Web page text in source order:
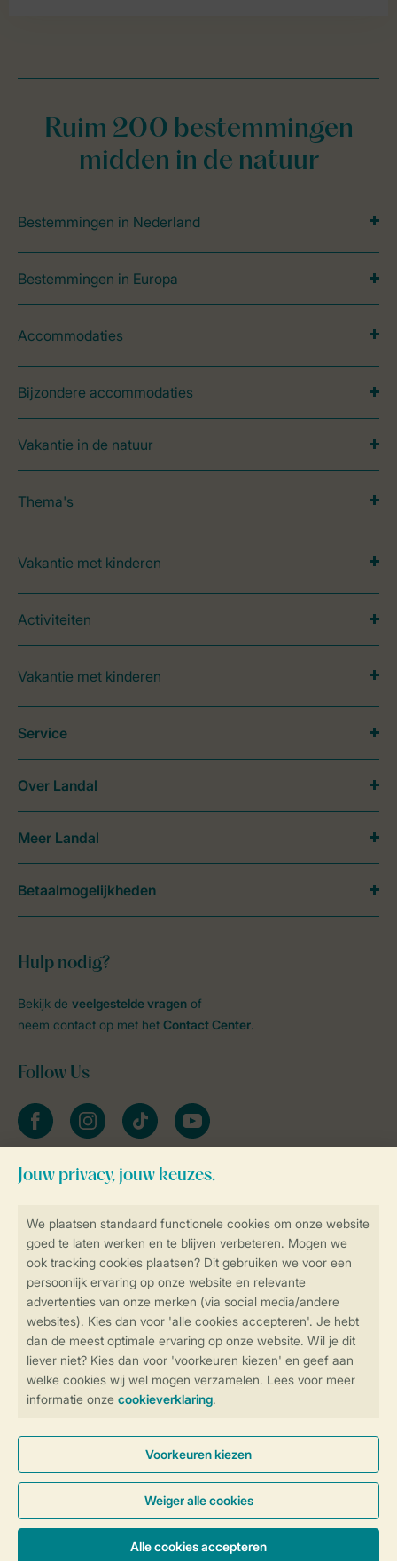
Controle over jouw gegevens &
Instellingen wijzigen
Veilig en snel online boeken
Veilige gegevensoverdracht
Veilige betaling
Ruim 200 bestemmingen
midden in de natuur
Bestemmingen in Nederland
Bestemmingen in Europa
Accommodaties
Bijzondere accommodaties
Vakantie in de natuur
Thema's
Vakantie met kinderen
Activiteiten
Vakantie met kinderen
Hulp nodig?
Bekijk de veelgestelde vragen of
neem contact op met het Contact Center.
Follow Us
facebookinstagramtiktok youtube
Blijf op de hoogte
Service
Over Landal
Meer Landal
Betaalmogelijkheden
Algemene Voorwaarden Privacy Notice
Cookies en banners
Toegankelijkheid © 2026 Landal